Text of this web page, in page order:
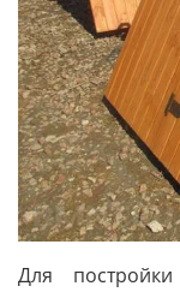
Для